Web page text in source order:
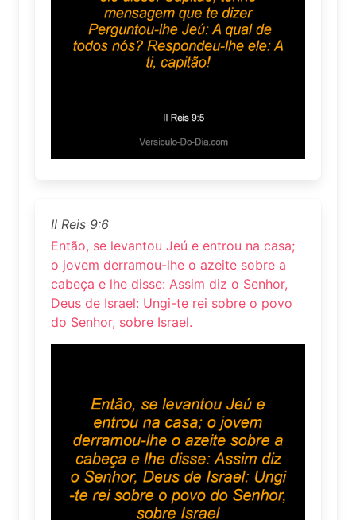
II Reis 9:6
Então, se levantou Jeú e entrou na casa;
o jovem derramou-lhe o azeite sobre a
cabeça e lhe disse: Assim diz o Senhor,
Deus de Israel: Ungi-te rei sobre o povo
do Senhor, sobre Israel.